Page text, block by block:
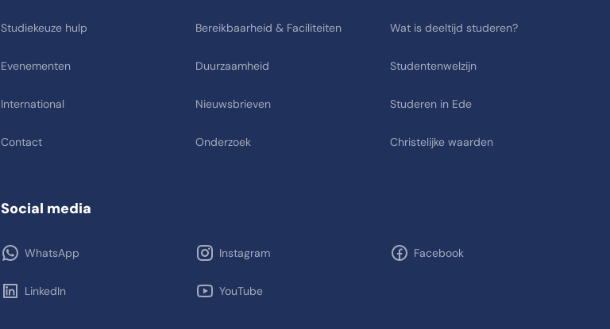
Studiekeuze hulp
Evenementen
International
Contact
Bereikbaarheid & Faciliteiten
Duurzaamheid
Nieuwsbrieven
Onderzoek
Wat is deeltijd studeren?
Studentenwelzijn
Studeren in Ede
Christelijke waarden
Social media
WhatsApp Instagram Facebook
LinkedIn YouTube